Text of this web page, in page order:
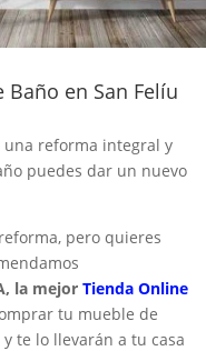
en San Felíu
una reforma integral y
puedes dar un nuevo
pero quieres
la mejor Tienda Online
tu mueble de
te lo llevarán a tu casa